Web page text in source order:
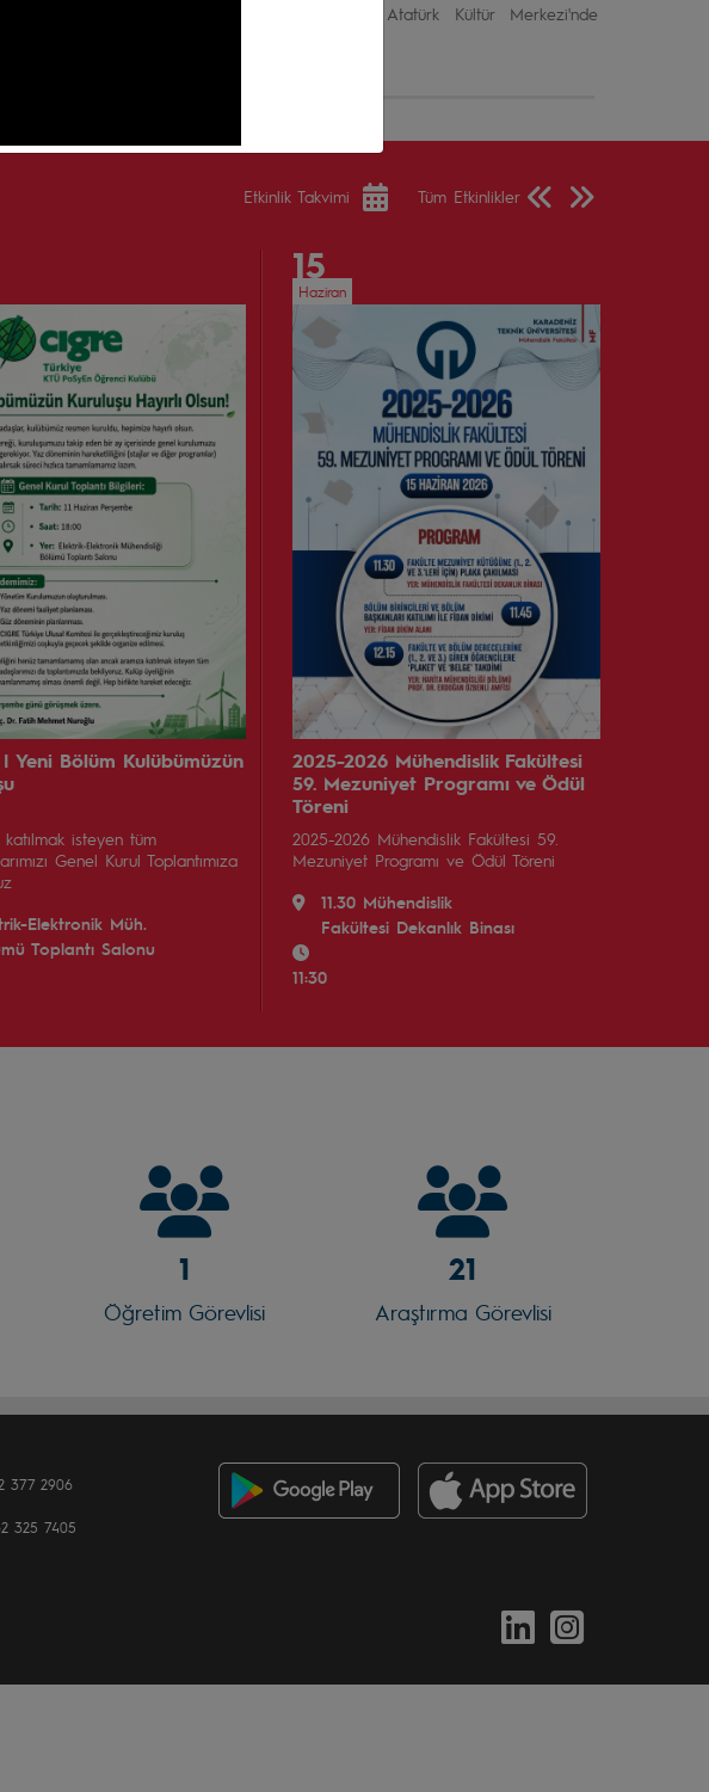
17 Haziran tarihinde KTÜ Atatürk Kültür Merkezi'nde
Etkinlik Takvimi Tüm Etkinlikler
Önceki SayfaSonraki Sayfa
| Yeni Bölüm Kulübümüzün
katılmak isteyen tüm
Genel Kurul Toplantımıza
Elektronik Müh.
Toplantı Salonu
15
Haziran
2025-2026 Mühendislik Fakültesi
59. Mezuniyet Programı ve Ödül
Töreni
2025-2026 Mühendislik Fakültesi 59.
Mezuniyet Programı ve Ödül Töreni
11.30 Mühendislik
Fakültesi Dekanlık Binası
11:30
1
Öğretim Görevlisi
21
Araştırma Görevlisi
377 2906
325 7405